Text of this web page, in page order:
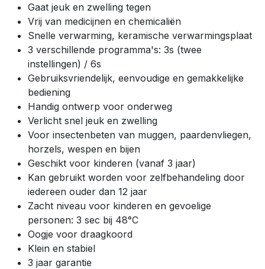
Gaat jeuk en zwelling tegen
Vrij van medicijnen en chemicaliën
Snelle verwarming, keramische verwarmingsplaat
3 verschillende programma's: 3s (twee
instellingen) / 6s
Gebruiksvriendelijk, eenvoudige en gemakkelijke
bediening
Handig ontwerp voor onderweg
Verlicht snel jeuk en zwelling
Voor insectenbeten van muggen, paardenvliegen,
horzels, wespen en bijen
Geschikt voor kinderen (vanaf 3 jaar)
Kan gebruikt worden voor zelfbehandeling door
iedereen ouder dan 12 jaar
Zacht niveau voor kinderen en gevoelige
personen: 3 sec bij 48°C
Oogje voor draagkoord
Klein en stabiel
3 jaar garantie